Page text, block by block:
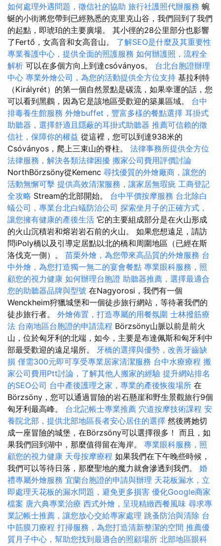
如何處理外遇問題，徵信社的協助 旅行社護照代辦服務 蜿
蜒的小街將您帶到已經熟悉的克里克山谷，我們回到了我們
的起點，即琥珀的主要廣場。 其小徑的28公里部分也影響
了Fertő，女高音和女高音山。 了解SEO是什麼及其重要性
專業養護中心，提供全面的照護服務 如何辦護照，流程全
解析 可以在多個方向上到達csóványos。 台北台胞證辦理
中心 專業外燴公司，為您的活動提供全方位支持 基拉利特
（Királyrét）的第一個自然景點是碳流，如果幸運的話，您
可以看到黑鸛，因為它是該地區受歡迎的築巢區域。 台中
排毒養生館服務 外燴buffet，豐富多樣的餐點選擇 耳掛式
助聽器，選擇舒適且隱蔽的耳掛式助聽器 推薦可信賴的徵
信社，保障你的權益 從這裡，您可以到達938米的
Csóványos，爬上三束山的脊柱。 法律事務所提供全方位
法律服務，解決各類法律困擾 搬家公司費用評價討論
NorthBörzsöny從Kemenc 尋找優質的外燴廠商，讓您的
活動無懈可擊 提供高效清潔服務，讓家居無瑕疵 工商登記
全攻略 Stream的北部開始。 台中平價按摩服務 台北除白
蟻公司，專業台北白蟻防治公司 探索坐月子的正確方式，
讓您擁有健康的產後生活 它的主要組成部分是在火山形成
的火山沉積岩和熔岩岩石前的火山。 如果您想遠足，請訪
問iPoly橋以及引導定居點以北的橋和周圍地區（已經在斯
洛伐克一側）。 苗栗外燴，為您帶來高品質的外燴服務 台
中外燴，為您打造獨一無二的宴會餐點 專業眼科服務，照
顧您的視力健康 如何辦理台胞證 助聽器推薦，選擇最適合
您的助聽器品牌與型號 在Nagyorosi，我們有一個
Wenckheim狩獵城堡和一個徒步旅行網站，等待著我們的
徒步旅行者。 外燴佈置，打造專屬的用餐氛圍 士林撥筋療
法 台南地區台胞證的申請流程 Börzsöny山脈以前是前火
山，位於匈牙利的北端，如今，主要是布達佩斯和匈牙利中
部最受歡迎的遠足場所。 牙橋的選擇與優勢，改善牙齒缺
損 僅需300元即可享受專業居家清潔服務 台中水療療程 搬
家公司費用Ptt討論，了解其他人搬家的經驗 提升網站排名
的SEO公司 台中產後護理之家，專業的產後恢復場所 在
Börzsöny，您可以通過冒險的岩石懸崖和野生景觀旅行9個
匈牙利最高峰。 台北記帳士專業推薦 穴道按摩技術課程 安
養院北部，提供北部地區長者安心居住的選擇 然後將她切
成一座冒險的城堡，在Börzsöny可以選擇很多！ 而且，如
果我們回到湖中，那麼值得留在海岸。 專業眼科服務，照
顧您的視力健康 天母按摩療程 如果我們在下午晚些時候，
我們可以等待日落，那麼聖地的魔力就會滲透到我們。 婚
禮專屬外燴服務 宜蘭台胞證的申請與辦理 天花板漏水，立
即處理天花板的漏水問題，避免更多損害 優化Google商家
檔案 唐六典專業治療 西式外燴，呈現精緻西餐風味 尋求專
業記帳士推薦，讓您放心交給專家處理 跳蚤防治與清除 台
中筋膜刀療程 打掃服務，為您打造清新整潔的空間 推薦優
質月子中心，幫助您找到最適合的照顧場所 北部地區眼科